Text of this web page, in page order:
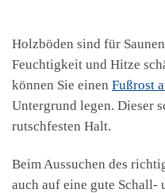
Holzböden sind für
Feuchtigkeit und Hitze
können Sie einen Fußrost
Untergrund legen. Dieser
rutschfesten Halt.
Beim Aussuchen des
auch auf eine gute Schall-